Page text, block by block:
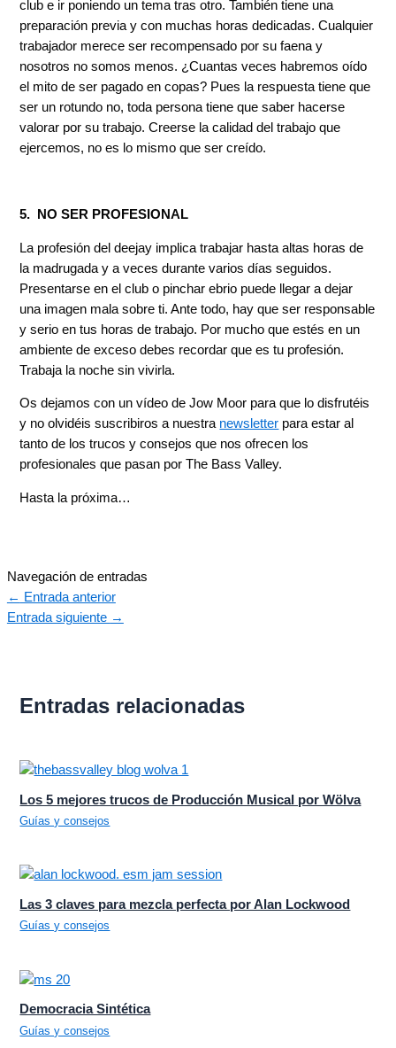
club e ir poniendo un tema tras otro. También tiene una
preparación previa y con muchas horas dedicadas. Cualquier
trabajador merece ser recompensado por su faena y
nosotros no somos menos. ¿Cuantas veces habremos oído
el mito de ser pagado en copas? Pues la respuesta tiene que
ser un rotundo no, toda persona tiene que saber hacerse
valorar por su trabajo. Creerse la calidad del trabajo que
ejercemos, no es lo mismo que ser creído.
5. NO SER PROFESIONAL
La profesión del deejay implica trabajar hasta altas horas de
la madrugada y a veces durante varios días seguidos.
Presentarse en el club o pinchar ebrio puede llegar a dejar
una imagen mala sobre ti. Ante todo, hay que ser responsable
y serio en tus horas de trabajo. Por mucho que estés en un
ambiente de exceso debes recordar que es tu profesión.
Trabaja la noche sin vivirla.
Os dejamos con un vídeo de Jow Moor para que lo disfrutéis
y no olvidéis suscribiros a nuestra newsletter para estar al
tanto de los trucos y consejos que nos ofrecen los
profesionales que pasan por The Bass Valley.
Hasta la próxima…
Navegación de entradas
← Entrada anterior
Entrada siguiente →
Entradas relacionadas
Los 5 mejores trucos de Producción Musical por Wölva
Guías y consejos
Las 3 claves para mezcla perfecta por Alan Lockwood
Guías y consejos
Democracia Sintética
Guías y consejos